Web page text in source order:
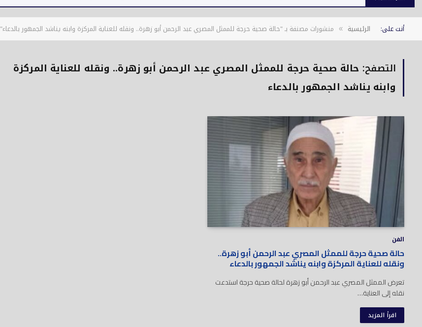
أنت على: الرئيسية » منشورات مصنفة بـ "حالة صحية حرجة للممثل المصري عبد الرحمن أبو زهرة.. ونقله للعناية المركزة وابنه يناشد الجمهور بالدعاء"
التصفح: حالة صحية حرجة للممثل المصري عبد الرحمن أبو زهرة.. ونقله للعناية المركزة
وابنه يناشد الجمهور بالدعاء
الفن
حالة صحية حرجة للممثل المصري عبد الرحمن أبو زهرة..
ونقله للعناية المركزة وابنه يناشد الجمهور بالدعاء
تعرض الممثل المصري عبد الرحمن أبو زهرة لحالة صحية حرجة استدعت
نقله إلى العناية…
اقرأ المزيد